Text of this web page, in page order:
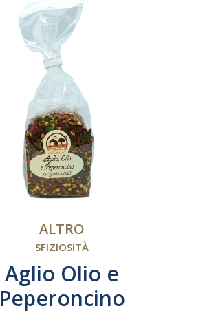
ALTRO
SFIZIOSITÀ
Aglio Olio e
Peperoncino